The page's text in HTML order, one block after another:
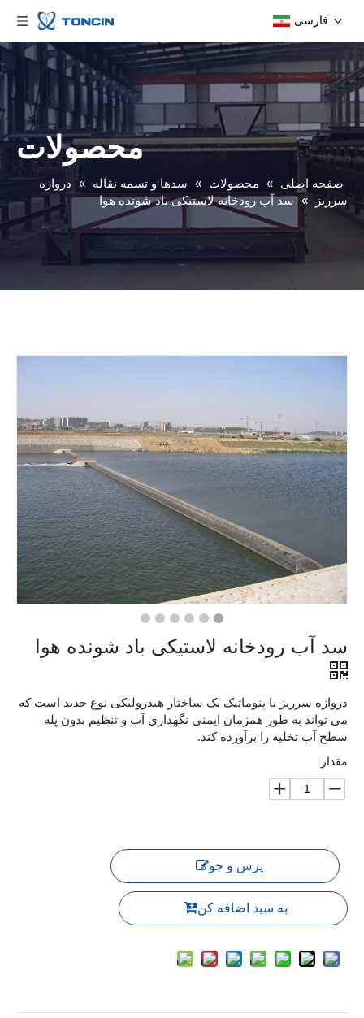
فارسی
محصولات
صفحه اصلی » محصولات » سدها و تسمه نقاله » دروازه
سرریز
» سد آب رودخانه لاستیکی باد شونده هوا
سد آب رودخانه لاستیکی باد شونده هوا
دروازه سرریز با پنوماتیک یک ساختار هیدرولیکی نوع جدید است که
می تواند به طور همزمان ایمنی نگهداری آب و تنظیم بدون پله
سطح آب تخلیه را برآورده کند.
مقدار:
پرس و جو
به سبد اضافه کن